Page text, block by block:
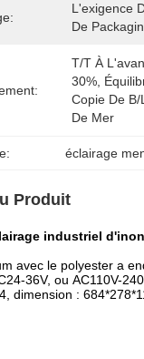
L'exigence
De
T/T À
30%,
Copie De
De Mer
éclairage
Produit
industriel
avec le polyester a
36V, ou AC110V-
dimension :